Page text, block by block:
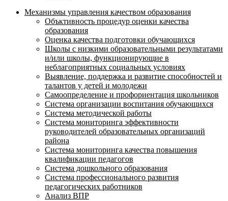
Механизмы управления качеством образования
Объктивность процедур оценки качества
образования
Оценка качества подготовки обучающихся
Школы с низкими образовательными результатами
и/или школы, функционирующие в
неблагоприятных социальных условиях
Выявление, поддержка и развитие способностей и
талантов у детей и молодежи
Самоопределение и профориентация школьников
Система организации воспитания обучающихся
Система методической работы
Система мониторинга эффективности
руководителей образовательных организаций
района
Система мониторинга качества повышения
квалификации педагогов
Система дошкольного образования
Система профессионального развития
педагогических работников
Анализ ВПР